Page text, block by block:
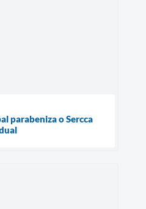
parabeniza o Sercca